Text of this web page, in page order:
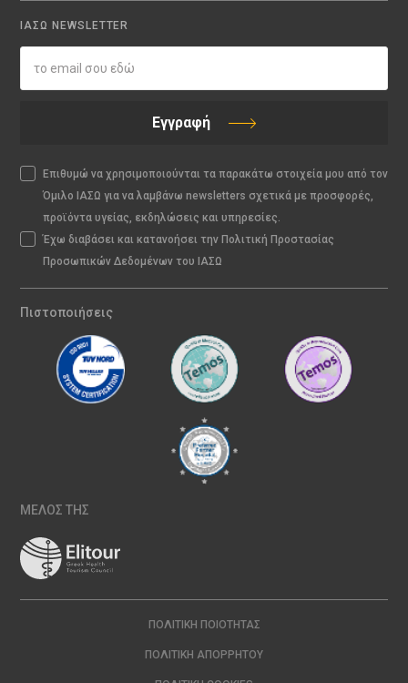
ΙΑΣΩ NEWSLETTER
Εγγραφή
Επιθυμώ να χρησιμοποιούνται τα παρακάτω στοιχεία μου από τον
Όμιλο ΙΑΣΩ για να λαμβάνω newsletters σχετικά με προσφορές,
προϊόντα υγείας, εκδηλώσεις και υπηρεσίες.
Έχω διαβάσει και κατανοήσει την Πολιτική Προστασίας
Προσωπικών Δεδομένων του ΙΑΣΩ
Πιστοποιήσεις
ΜΕΛΟΣ ΤΗΣ
ΠΟΛΙΤΙΚΉ ΠΟΙΌΤΗΤΑΣ
ΠΟΛΙΤΙΚΉ ΑΠΟΡΡΉΤΟΥ